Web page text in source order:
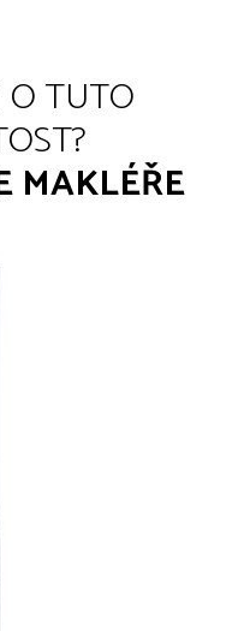
O TUTO
MAKLÉŘE